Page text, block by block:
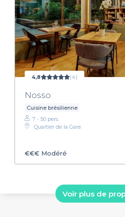
4,8 (4)
Nosso
Cuisine brésilienne
7 - 50 pers.
Quartier de la Gare
€€€ Modéré
Voir plus de